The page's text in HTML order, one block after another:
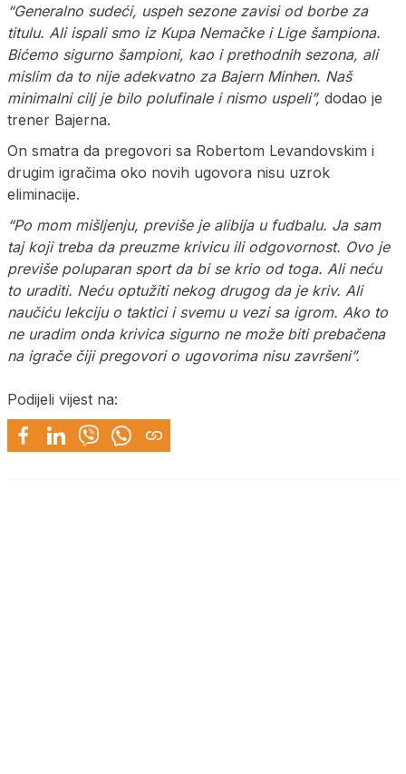
“Generalno sudeći, uspeh sezone zavisi od borbe za
titulu. Ali ispali smo iz Kupa Nemačke i Lige šampiona.
Bićemo sigurno šampioni, kao i prethodnih sezona, ali
mislim da to nije adekvatno za Bajern Minhen. Naš
minimalni cilj je bilo polufinale i nismo uspeli”, dodao je
trener Bajerna.
On smatra da pregovori sa Robertom Levandovskim i
drugim igračima oko novih ugovora nisu uzrok
eliminacije.
“Po mom mišljenju, previše je alibija u fudbalu. Ja sam
taj koji treba da preuzme krivicu ili odgovornost. Ovo je
previše poluparan sport da bi se krio od toga. Ali neću
to uraditi. Neću optužiti nekog drugog da je kriv. Ali
naučiću lekciju o taktici i svemu u vezi sa igrom. Ako to
ne uradim onda krivica sigurno ne može biti prebačena
na igrače čiji pregovori o ugovorima nisu završeni”.
Podijeli vijest na: